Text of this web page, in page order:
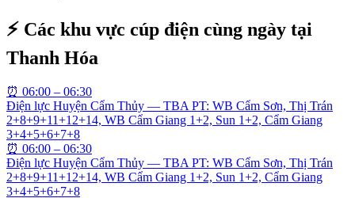
⚡ Các khu vực cúp điện cùng ngày tại
Thanh Hóa
⏰ 06:00 – 06:30
Điện lực Huyện Cẩm Thủy — TBA PT: WB Cẩm Sơn, Thị Trán
2+8+9+11+12+14, WB Cẩm Giang 1+2, Sun 1+2, Cẩm Giang
3+4+5+6+7+8
⏰ 06:00 – 06:30
Điện lực Huyện Cẩm Thủy — TBA PT: WB Cẩm Sơn, Thị Trán
2+8+9+11+12+14, WB Cẩm Giang 1+2, Sun 1+2, Cẩm Giang
3+4+5+6+7+8